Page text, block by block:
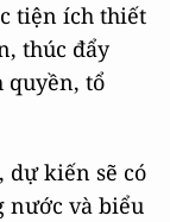
tiện ích thiết
thúc đẩy
quyền, tổ
dự kiến sẽ có
nước và biểu